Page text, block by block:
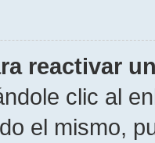
reactivar
clic al
el mismo,